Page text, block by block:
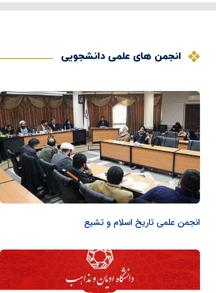
انجمن های علمی دانشجویی
انجمن علمی تاریخ اسلام و تشیع